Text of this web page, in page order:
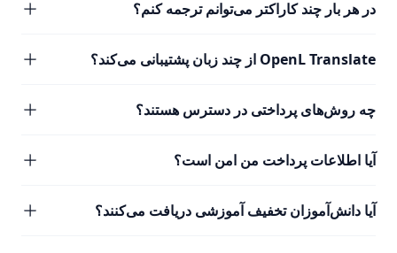
در هر بار چند کاراکتر می‌توانم ترجمه کنم؟
OpenL Translate از چند زبان پشتیبانی می‌کند؟
چه روش‌های پرداختی در دسترس هستند؟
آیا اطلاعات پرداخت من امن است؟
آیا دانش‌آموزان تخفیف آموزشی دریافت می‌کنند؟